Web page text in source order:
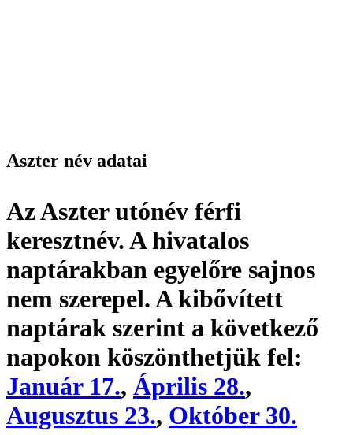
Aszter név adatai
Az Aszter utónév férfi
keresztnév. A hivatalos
naptárakban egyelőre sajnos
nem szerepel. A kibővített
naptárak szerint a következő
napokon köszönthetjük fel:
Január 17., Április 28.,
Augusztus 23., Október 30.